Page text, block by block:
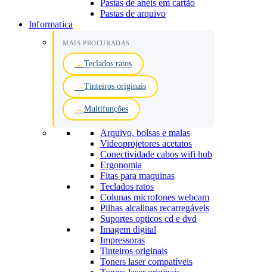
Pastas de anéis em cartão
Pastas de arquivo
Informatica
MAIS PROCURADAS
Teclados ratos
Tinteiros originais
Multifunções
Arquivo, bolsas e malas
Videoprojetores acetatos
Conectividade cabos wifi hub
Ergonomia
Fitas para maquinas
Teclados ratos
Colunas microfones webcam
Pilhas alcalinas recarregáveis
Suportes opticos cd e dvd
Imagem digital
Impressoras
Tinteiros originais
Toners laser compatíveis